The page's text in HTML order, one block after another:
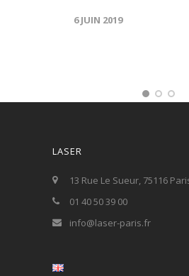
6 JUIN 2019
LASER
13 Rue Le Sueur, 75116
01 40 50 39 00
info@laser-paris.fr